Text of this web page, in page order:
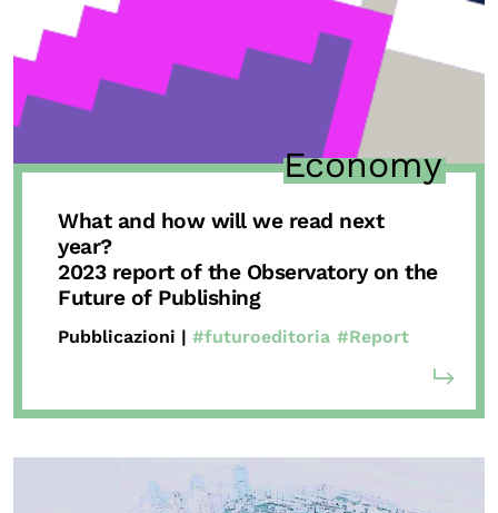
Economy
What and how will we read next
year?
2023 reportof the Observatory on the
Future of Publishing
Pubblicazioni | #futuroeditoria #Report